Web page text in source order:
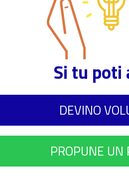
Si tu poti
DEVINO
PROPUNE UN